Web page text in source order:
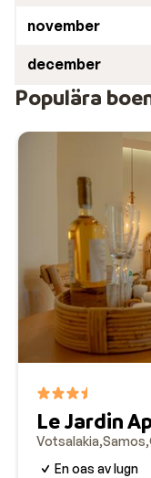
november
december
Populära
Le Jardin
Votsalakia Samos
En oas av lugn